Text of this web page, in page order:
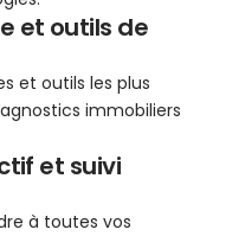
et outils de
et outils les plus
immobiliers
et suivi
à toutes vos